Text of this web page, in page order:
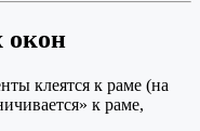
окон
клеятся к раме (на
к раме,